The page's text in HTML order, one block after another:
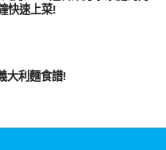
快速上菜!
大利麵食譜!